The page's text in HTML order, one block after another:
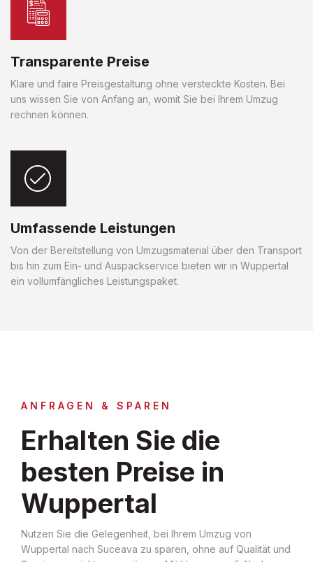
Transparente Preise
Klare und faire Preisgestaltung ohne versteckte Kosten. Bei
uns wissen Sie von Anfang an, womit Sie bei Ihrem Umzug
rechnen können.
Umfassende Leistungen
Von der Bereitstellung von Umzugsmaterial über den Transport
bis hin zum Ein- und Auspackservice bieten wir in Wuppertal
ein vollumfängliches Leistungspaket.
ANFRAGEN & SPAREN
Erhalten Sie die
besten Preise in
Wuppertal
Nutzen Sie die Gelegenheit, bei Ihrem Umzug von
Wuppertal nach Suceava zu sparen, ohne auf Qualität und